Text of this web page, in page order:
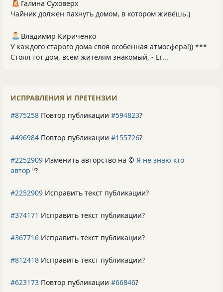
Галина Суховерх
Чайник должен пахнуть домом, в котором живёшь.)
Владимир Кириченко
У каждого старого дома своя особенная атмосфера!)) ***
Стоял тот дом, всем жителям знакомый, - Ег...
ИСПРАВЛЕНИЯ И ПРЕТЕНЗИИ
#875258 Повтор публикации #594823?
#496984 Повтор публикации #155726?
#2252909 Изменить авторство на © Я не знаю кто
автор 0?
#2252909 Исправить текст публикации?
#374171 Исправить текст публикации?
#367716 Исправить текст публикации?
#812418 Исправить текст публикации?
#623173 Повтор публикации #66846?